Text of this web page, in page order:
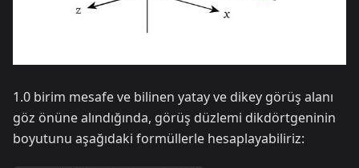
1.0 birim mesafe ve bilinen yatay ve dikey görüş alanı
göz önüne alındığında, görüş düzlemi dikdörtgeninin
boyutunu aşağıdaki formüllerle hesaplayabiliriz: